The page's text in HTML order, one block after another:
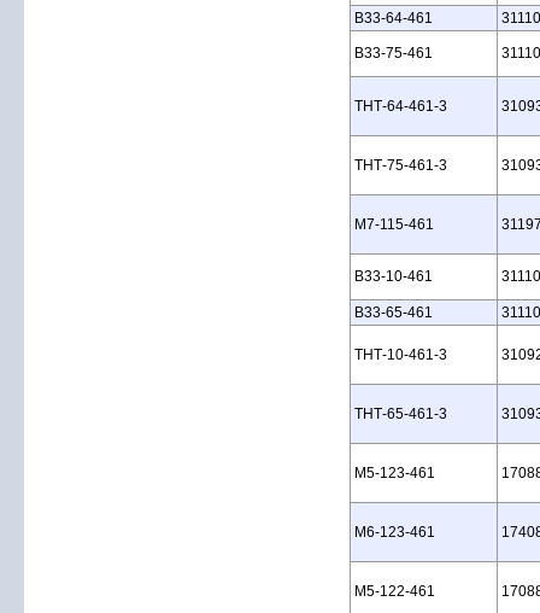
B33‑64‑461
B33‑75‑461
THT‑64‑461‑3
THT‑75‑461‑3
M7‑115‑461
B33‑10‑461
B33‑65‑461
THT‑10‑461‑3
THT‑65‑461‑3
M5‑123‑461
M6‑123‑461
M5‑122‑461